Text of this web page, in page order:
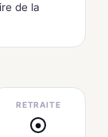
de la
RETRAITE
●